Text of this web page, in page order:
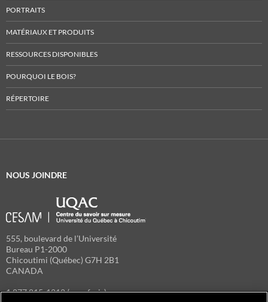
PORTRAITS
MATÉRIAUX ET PRODUITS
RESSOURCES DISPONIBLES
POURQUOI LE BOIS?
RÉPERTOIRE
NOUS JOINDRE
555, boulevard de l’Université
Bureau P1-2000
Chicoutimi (Québec) G7H 2B1
CANADA
1 877 815-1212 (sans frais)